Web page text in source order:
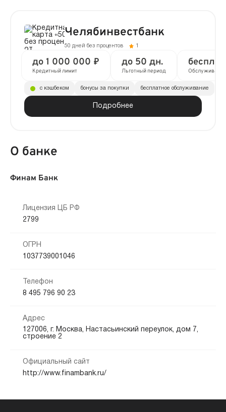
Челябинвестбанк
50 дней без процентов 1
до 1 000 000 ₽
Кредитный лимит
до 50 дн.
Льготный период Обслуживание
Подробнее
с кэшбеком бонусы за покупки бесплатное обслуживание
О банке
Финам Банк
Лицензия ЦБ РФ
2799
ОГРН
1037739001046
Телефон
8 495 796 90 23
Адрес
127006, г. Москва, Настасьинский переулок, дом 7,
строение 2
Официальный сайт
http://www.finambank.ru/